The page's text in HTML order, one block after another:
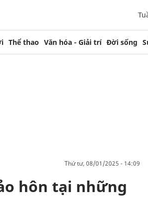
Thể thao Văn hóa - Giải trí Đời sống
thứ tư, 08/01/2025 - 14:09
hôn tại những